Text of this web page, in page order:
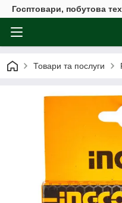
Госптовари, побутова
Товари та послуги